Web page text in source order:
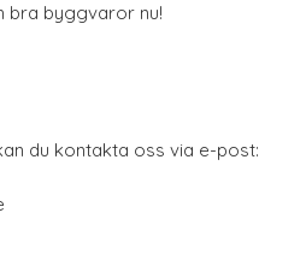
bra byggvaror nu!
du kontakta oss via e-post: